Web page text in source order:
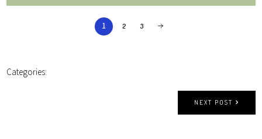
1 2 3
Categories:
NEXT POST